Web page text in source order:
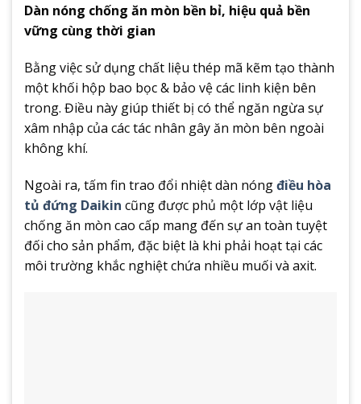
Dàn nóng chống ăn mòn bền bỉ, hiệu quả bền
vững cùng thời gian
Bằng việc sử dụng chất liệu thép mã kẽm tạo thành
một khối hộp bao bọc & bảo vệ các linh kiện bên
trong. Điều này giúp thiết bị có thể ngăn ngừa sự
xâm nhập của các tác nhân gây ăn mòn bên ngoài
không khí.
Ngoài ra, tấm fin trao đổi nhiệt dàn nóngđiều hòa
tủ đứng Daikin cũng được phủ một lớp vật liệu
chống ăn mòn cao cấp mang đến sự an toàn tuyệt
đối cho sản phẩm, đặc biệt là khi phải hoạt tại các
môi trường khắc nghiệt chứa nhiều muối và axit.